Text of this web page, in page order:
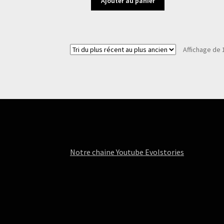
Affichage de
Notre chaine Youtube Evolstories